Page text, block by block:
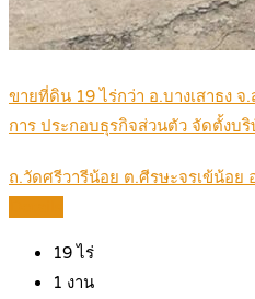
ขายที่ดิน 19 ไร่กว่า อ.บางเสาธง
การ ประกอบธุรกิจส่วนตัว จัดตั้งบ
ถ.วัดศรีวารีน้อย ต.ศีรษะจรเข้น้อย
19 ไร่
1 งาน